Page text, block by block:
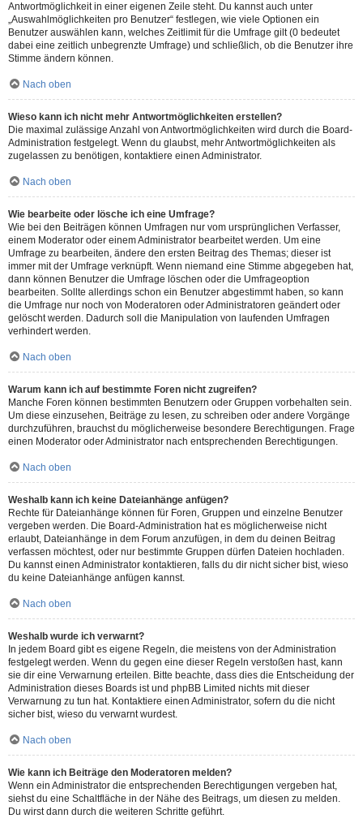
Antwortmöglichkeit in einer eigenen Zeile steht. Du kannst auch unter
„Auswahlmöglichkeiten pro Benutzer“ festlegen, wie viele Optionen ein
Benutzer auswählen kann, welches Zeitlimit für die Umfrage gilt (0 bedeutet
dabei eine zeitlich unbegrenzte Umfrage) und schließlich, ob die Benutzer ihre
Stimme ändern können.
Nach oben
Wieso kann ich nicht mehr Antwortmöglichkeiten erstellen?
Die maximal zulässige Anzahl von Antwortmöglichkeiten wird durch die Board-
Administration festgelegt. Wenn du glaubst, mehr Antwortmöglichkeiten als
zugelassen zu benötigen, kontaktiere einen Administrator.
Nach oben
Wie bearbeite oder lösche ich eine Umfrage?
Wie bei den Beiträgen können Umfragen nur vom ursprünglichen Verfasser,
einem Moderator oder einem Administrator bearbeitet werden. Um eine
Umfrage zu bearbeiten, ändere den ersten Beitrag des Themas; dieser ist
immer mit der Umfrage verknüpft. Wenn niemand eine Stimme abgegeben hat,
dann können Benutzer die Umfrage löschen oder die Umfrageoption
bearbeiten. Sollte allerdings schon ein Benutzer abgestimmt haben, so kann
die Umfrage nur noch von Moderatoren oder Administratoren geändert oder
gelöscht werden. Dadurch soll die Manipulation von laufenden Umfragen
verhindert werden.
Nach oben
Warum kann ich auf bestimmte Foren nicht zugreifen?
Manche Foren können bestimmten Benutzern oder Gruppen vorbehalten sein.
Um diese einzusehen, Beiträge zu lesen, zu schreiben oder andere Vorgänge
durchzuführen, brauchst du möglicherweise besondere Berechtigungen. Frage
einen Moderator oder Administrator nach entsprechenden Berechtigungen.
Nach oben
Weshalb kann ich keine Dateianhänge anfügen?
Rechte für Dateianhänge können für Foren, Gruppen und einzelne Benutzer
vergeben werden. Die Board-Administration hat es möglicherweise nicht
erlaubt, Dateianhänge in dem Forum anzufügen, in dem du deinen Beitrag
verfassen möchtest, oder nur bestimmte Gruppen dürfen Dateien hochladen.
Du kannst einen Administrator kontaktieren, falls du dir nicht sicher bist, wieso
du keine Dateianhänge anfügen kannst.
Nach oben
Weshalb wurde ich verwarnt?
In jedem Board gibt es eigene Regeln, die meistens von der Administration
festgelegt werden. Wenn du gegen eine dieser Regeln verstoßen hast, kann
sie dir eine Verwarnung erteilen. Bitte beachte, dass dies die Entscheidung der
Administration dieses Boards ist und phpBB Limited nichts mit dieser
Verwarnung zu tun hat. Kontaktiere einen Administrator, sofern du die nicht
sicher bist, wieso du verwarnt wurdest.
Nach oben
Wie kann ich Beiträge den Moderatoren melden?
Wenn ein Administrator die entsprechenden Berechtigungen vergeben hat,
siehst du eine Schaltfläche in der Nähe des Beitrags, um diesen zu melden.
Du wirst dann durch die weiteren Schritte geführt.